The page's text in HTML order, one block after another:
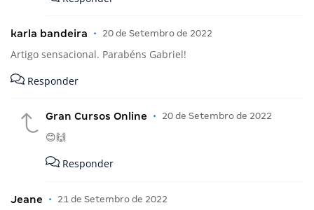
karla bandeira • 20 de Setembro de 2022
Artigo sensacional. Parabéns Gabriel!
Responder
Gran Cursos Online • 20 de Setembro de 2022
😊🙌
Responder
Jeane • 21 de Setembro de 2022